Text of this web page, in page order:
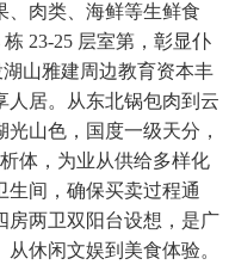
、肉类、海鲜等生鲜食
23-25 层室第，彰显仆
山雅建周边教育资本丰
人居。从东北锅包肉到云
山色，国度一级天分，
体，为业从供给多样化
生间，确保买卖过程通
房两卫双阳台设想，是广
休闲文娱到美食体验。